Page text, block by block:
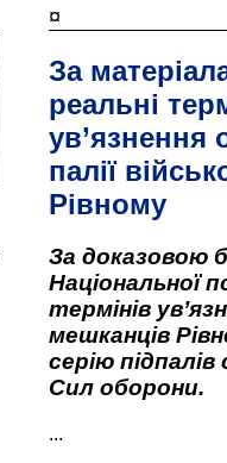
¤
За
реальні
ув’язнення
палії
Рівному
За доказовою
Національної
термінів
мешканців
серію
Сил оборони.
...